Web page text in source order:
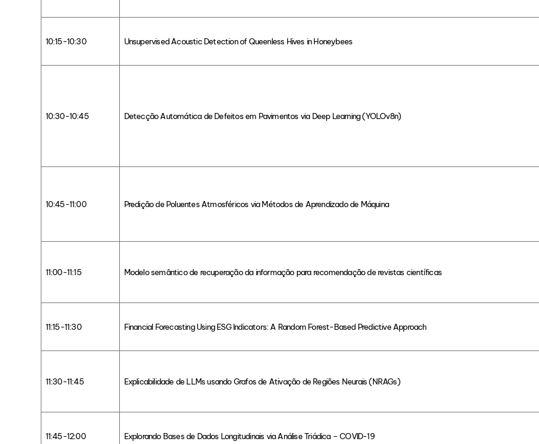
10:15-10:30 Unsupervised Acoustic Detection of Queenless Hives in Honeybees
10:30-10:45 Detecção Automática de Defeitos em Pavimentos via Deep Learning (YOLOv8n)
10:45-11:00 Predição de Poluentes Atmosféricos via Métodos de Aprendizado de Máquina
11:00-11:15 Modelo semântico de recuperação da informação para recomendação de revistas científicas
11:15-11:30 Financial Forecasting Using ESG Indicators: A Random Forest-Based Predictive Approach
11:30-11:45 Explicabilidade de LLMs usando Grafos de Ativação de Regiões Neurais (NRAGs)
11:45-12:00 Explorando Bases de Dados Longitudinais via Análise Triádica – COVID-19